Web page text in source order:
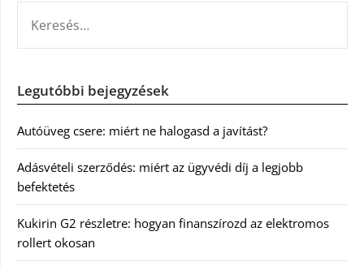
Legutóbbi bejegyzések
Autóüveg csere: miért ne halogasd a javítást?
Adásvételi szerződés: miért az ügyvédi díj a legjobb
befektetés
Kukirin G2 részletre: hogyan finanszírozd az elektromos
rollert okosan